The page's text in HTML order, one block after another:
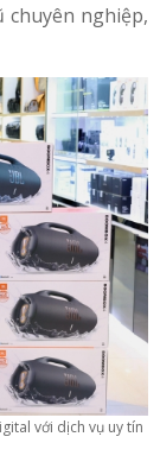
nghiệp,
với dịch vụ uy tín